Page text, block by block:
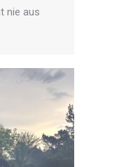
nie aus